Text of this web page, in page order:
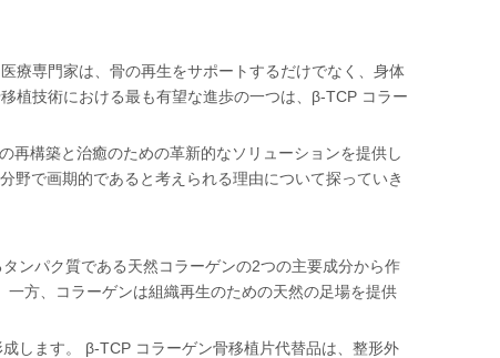
療専門家は、骨の再生をサポートするだけでなく、身体
植技術における最も有望な進歩の一つは、β-TCP コラー
再構築と治癒のための革新的なソリューションを提供し
野で画期的であると考えられる理由について探っていき
ンパク質である天然コラーゲンの2つの主要成分から作
方、コラーゲンは組織再生のための天然の足場を提供
します。 β-TCP コラーゲン骨移植片代替品は、整形外